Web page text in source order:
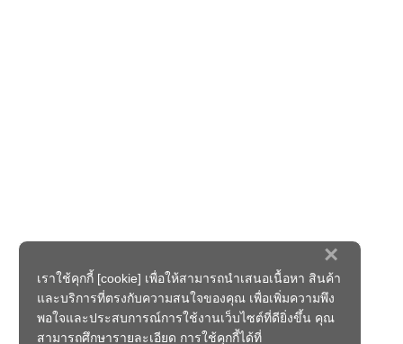
×
เราใช้คุกกี้ [cookie] เพื่อให้สามารถนำเสนอเนื้อหา สินค้า
และบริการที่ตรงกับความสนใจของคุณ เพื่อเพิ่มความพึง
พอใจและประสบการณ์การใช้งานเว็บไซต์ที่ดียิ่งขึ้น คุณ
สามารถศึกษารายละเอียด การใช้คุกกี้ได้ที่